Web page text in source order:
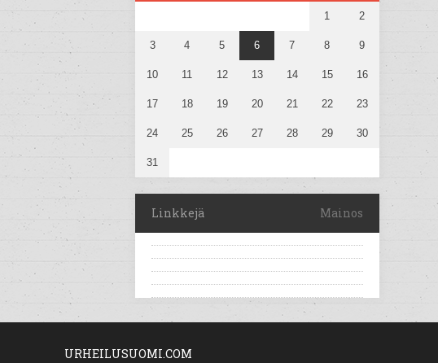
1 2
3 4 5 6 7 8 9
10 11 12 13 14 15 16
17 18 19 20 21 22 23
24 25 26 27 28 29 30
31
Linkkejä Mainos
URHEILUSUOMI.COM